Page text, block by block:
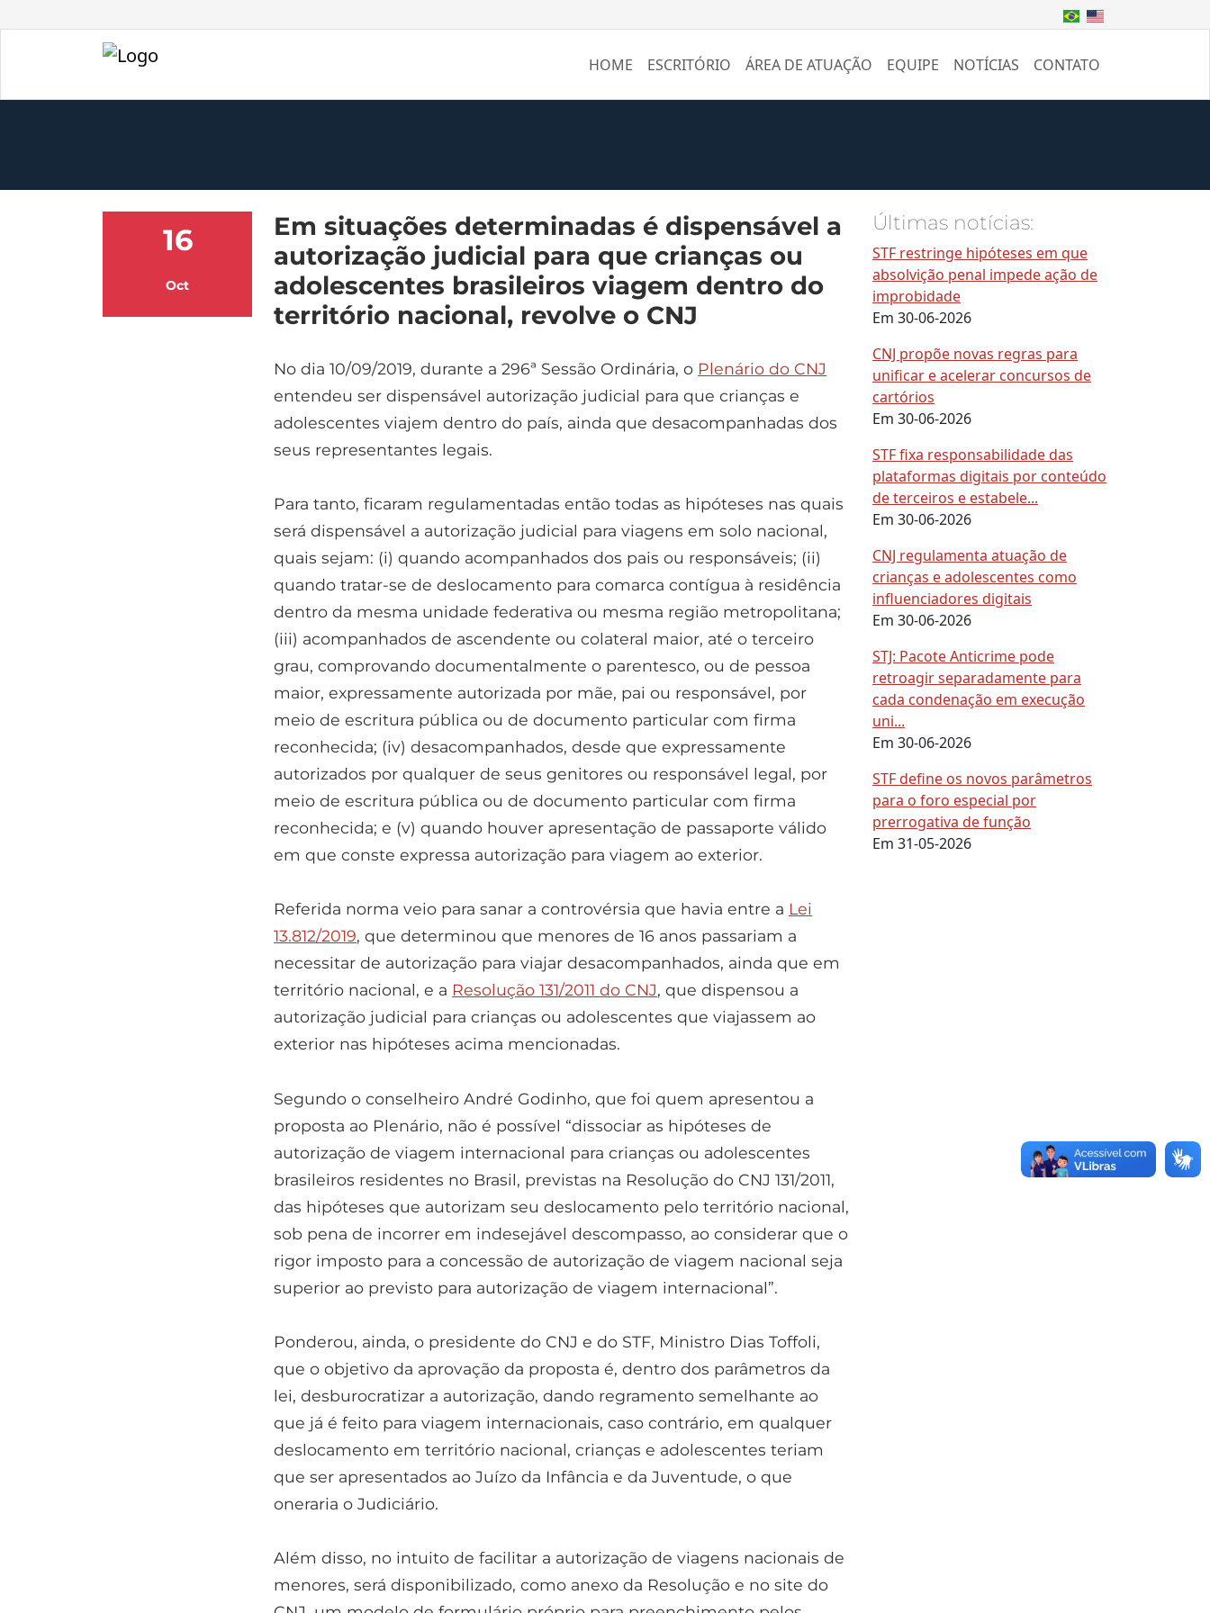
HOME ESCRITÓRIO ÁREA DE ATUAÇÃO EQUIPE NOTÍCIAS CONTATO
16
Oct
Em situações determinadas é dispensável a
autorização judicial para que crianças ou
adolescentes brasileiros viagem dentro do
território nacional, revolve o CNJ
No dia 10/09/2019, durante a 296ª Sessão Ordinária, o Plenário do CNJ
entendeu ser dispensável autorização judicial para que crianças e
adolescentes viajem dentro do país, ainda que desacompanhadas dos
seus representantes legais.
Para tanto, ficaram regulamentadas então todas as hipóteses nas quais
será dispensável a autorização judicial para viagens em solo nacional,
quais sejam: (i) quando acompanhados dos pais ou responsáveis; (ii)
quando tratar-se de deslocamento para comarca contígua à residência
dentro da mesma unidade federativa ou mesma região metropolitana;
(iii) acompanhados de ascendente ou colateral maior, até o terceiro
grau, comprovando documentalmente o parentesco, ou de pessoa
maior, expressamente autorizada por mãe, pai ou responsável, por
meio de escritura pública ou de documento particular com firma
reconhecida; (iv) desacompanhados, desde que expressamente
autorizados por qualquer de seus genitores ou responsável legal, por
meio de escritura pública ou de documento particular com firma
reconhecida; e (v) quando houver apresentação de passaporte válido
em que conste expressa autorização para viagem ao exterior.
Referida norma veio para sanar a controvérsia que havia entre a Lei
13.812/2019, que determinou que menores de 16 anos passariam a
necessitar de autorização para viajar desacompanhados, ainda que em
território nacional, e a Resolução 131/2011 do CNJ, que dispensou a
autorização judicial para crianças ou adolescentes que viajassem ao
exterior nas hipóteses acima mencionadas.
Segundo o conselheiro André Godinho, que foi quem apresentou a
proposta ao Plenário, não é possível “dissociar as hipóteses de
autorização de viagem internacional para crianças ou adolescentes
brasileiros residentes no Brasil, previstas na Resolução do CNJ 131/2011,
das hipóteses que autorizam seu deslocamento pelo território nacional,
sob pena de incorrer em indesejável descompasso, ao considerar que o
rigor imposto para a concessão de autorização de viagem nacional seja
superior ao previsto para autorização de viagem internacional”.
Ponderou, ainda, o presidente do CNJ e do STF, Ministro Dias Toffoli,
que o objetivo da aprovação da proposta é, dentro dos parâmetros da
lei, desburocratizar a autorização, dando regramento semelhante ao
que já é feito para viagem internacionais, caso contrário, em qualquer
deslocamento em território nacional, crianças e adolescentes teriam
que ser apresentados ao Juízo da Infância e da Juventude, o que
oneraria o Judiciário.
Além disso, no intuito de facilitar a autorização de viagens nacionais de
menores, será disponibilizado, como anexo da Resolução e no site do
Últimas notícias:
STF restringe hipóteses em que
absolvição penal impede ação de
improbidade
Em 30-06-2026
CNJ propõe novas regras para
unificar e acelerar concursos de
cartórios
Em 30-06-2026
STF fixa responsabilidade das
plataformas digitais por conteúdo
de terceiros e estabele...
Em 30-06-2026
CNJ regulamenta atuação de
crianças e adolescentes como
influenciadores digitais
Em 30-06-2026
STJ: Pacote Anticrime pode
retroagir separadamente para
cada condenação em execução
uni...
Em 30-06-2026
STF define os novos parâmetros
para o foro especial por
prerrogativa de função
Em 31-05-2026